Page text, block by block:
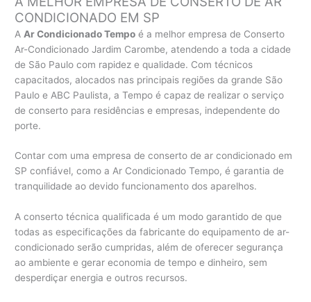
CONDICIONADO EM SP
A Ar Condicionado Tempo é a melhor empresa de Conserto
Ar-Condicionado Jardim Carombe, atendendo a toda a cidade
de São Paulo com rapidez e qualidade. Com técnicos
capacitados, alocados nas principais regiões da grande São
Paulo e ABC Paulista, a Tempo é capaz de realizar o serviço
de conserto para residências e empresas, independente do
porte.
Contar com uma empresa de conserto de ar condicionado em
SP confiável, como a Ar Condicionado Tempo, é garantia de
tranquilidade ao devido funcionamento dos aparelhos.
A conserto técnica qualificada é um modo garantido de que
todas as especificações da fabricante do equipamento de ar-
condicionado serão cumpridas, além de oferecer segurança
ao ambiente e gerar economia de tempo e dinheiro, sem
desperdiçar energia e outros recursos.